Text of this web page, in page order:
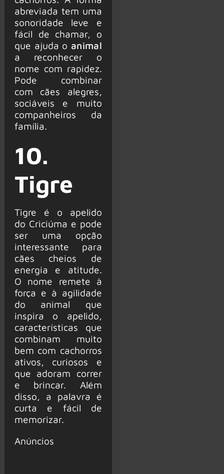
abreviada tem uma
sonoridade leve e
fácil de chamar, o
que ajuda o animal
a reconhecer o
nome com rapidez.
Pode combinar
com cães alegres,
sociáveis e muito
companheiros da
família.
10.
Tigre
Tigre é o apelido
do Criciúma e pode
ser uma opção
interessante para
cães cheios de
energia e atitude.
O nome remete à
força e à agilidade
do animal que
inspira o apelido,
características que
combinam muito
bem com cachorros
ativos, curiosos e
que adoram correr
e brincar. Além
disso, a palavra é
curta e fácil de
memorizar.
Anúncios